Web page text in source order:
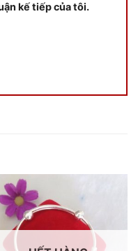
kế tiếp của tôi.